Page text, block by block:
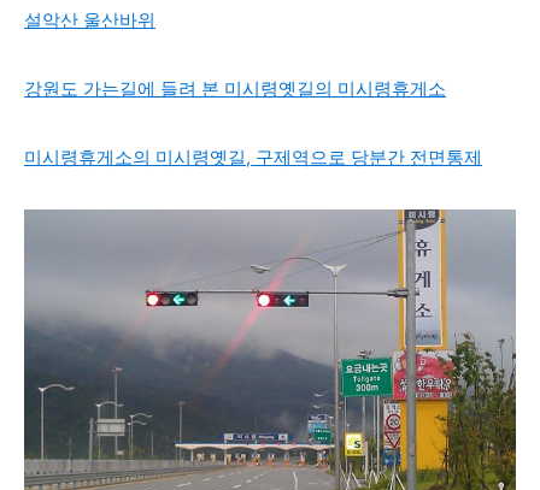
설악산 울산바위
강원도 가는길에 들려 본 미시령옛길의 미시령휴게소
미시령휴게소의 미시령옛길, 구제역으로 당분간 전면통제